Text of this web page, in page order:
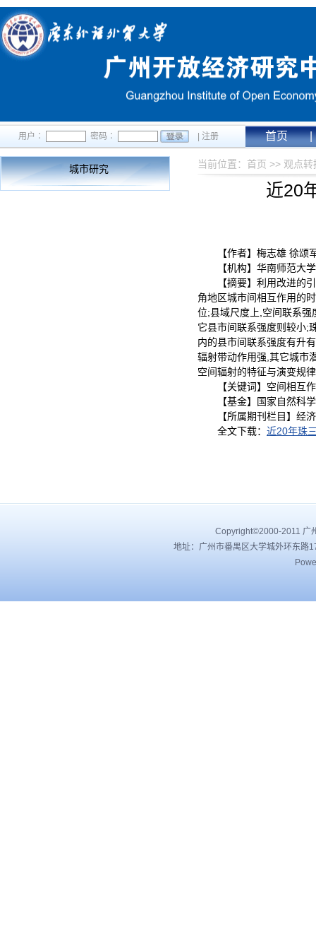
用户∶ 密码∶ 注册 首页 |
城市研究 当前位置： 首页 >> 观点转
近20
【作者】梅志雄 徐颂
【机构】华南师范大
【摘要】利用改进的
角地区城市间相互作用的
位;县域尺度上,空间联系
它县市间联系强度则较小;
内的县市间联系强度有升
辐射带动作用强,其它城市
空间辐射的特征与演变规
【关键词】空间相互
【基金】国家自然科
【所属期刊栏目】经
全文下载： 近20年珠
Copyright©2000-2011 广
地址：广州市番禺区大学城外环东路